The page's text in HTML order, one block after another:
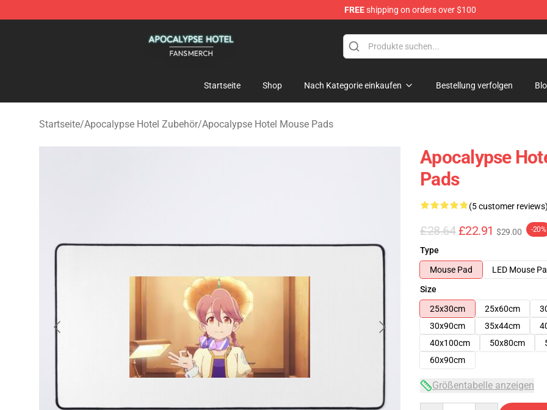
FREEshipping on orders over $100
Startseite Shop Nach Kategorie einkaufen Bestellung verfolgen
Startseite/Apocalypse Hotel Zubehör/Apocalypse Hotel Mouse Pads
Apocalypse
Pads
(5 customer reviews)
£28.64 £22.91 $29.00 -20%
Type
Mouse Pad
LED Mouse
Size
25x30cm
25x60cm
30x90cm
35x44cm
40x100cm
50x80cm
60x90cm
Größentabelle anzeigen